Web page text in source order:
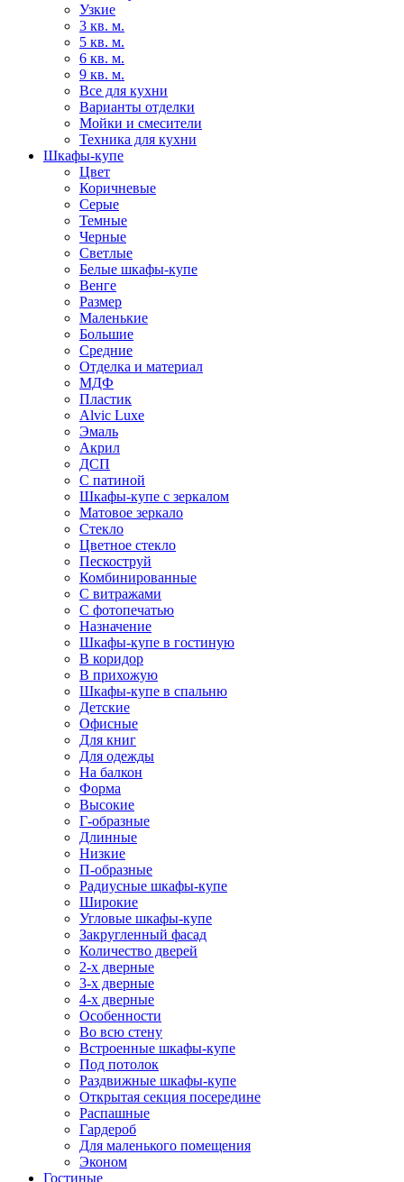
Узкие
3 кв. м.
5 кв. м.
6 кв. м.
9 кв. м.
Все для кухни
Варианты отделки
Мойки и смесители
Техника для кухни
Шкафы-купе
Цвет
Коричневые
Серые
Темные
Черные
Светлые
Белые шкафы-купе
Венге
Размер
Маленькие
Большие
Средние
Отделка и материал
МДФ
Пластик
Alvic Luxe
Эмаль
Акрил
ДСП
С патиной
Шкафы-купе с зеркалом
Матовое зеркало
Стекло
Цветное стекло
Пескоструй
Комбинированные
С витражами
С фотопечатью
Назначение
Шкафы-купе в гостиную
В коридор
В прихожую
Шкафы-купе в спальню
Детские
Офисные
Для книг
Для одежды
На балкон
Форма
Высокие
Г-образные
Длинные
Низкие
П-образные
Радиусные шкафы-купе
Широкие
Угловые шкафы-купе
Закругленный фасад
Количество дверей
2-х дверные
3-х дверные
4-х дверные
Особенности
Во всю стену
Встроенные шкафы-купе
Под потолок
Раздвижные шкафы-купе
Открытая секция посередине
Распашные
Гардероб
Для маленького помещения
Эконом
Гостиные